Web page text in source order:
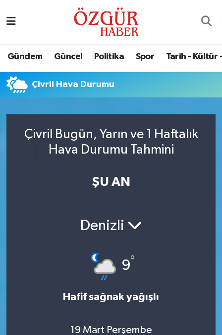
Gündem Güncel Politika Spor Tarih - Kültür
Çivril Hava Durumu
Çivril Bugün, Yarın ve 1 Haftalık
Hava Durumu Tahmini
ŞU AN
Denizli
9°
Hafif sağnak yağışlı
19 Mart Perşembe
Eğitim
Ekonomi
Güncel
Tarih - Kültür - Sanat - Turizm
Nöbetçi Eczaneler
Namaz Vakitleri
Trafik Durumu
Süper Lig Puan Durumu ve Fikstür
Son Dakika Haberleri